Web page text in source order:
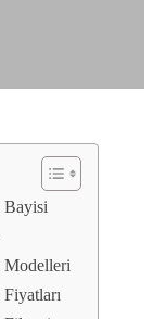
Bayisi
Modelleri